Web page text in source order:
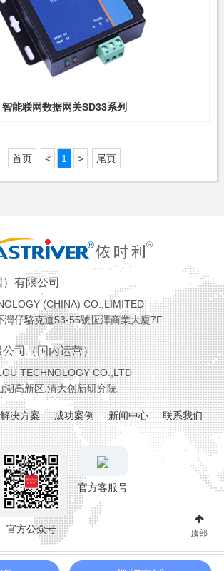
智能联网数据网关SD33系列
首页 < 1 > 尾页
有限公司
(CHINA) CO.,LIMITED
灣仔駱克道53-55號恆澤商業大廈7F
司（国内运营）
TECHNOLOGY CO.,LTD
湖高新区.清大创新研究院
解决方案 成功案例 新闻中心 联系我们
官方公众号
官方客服号
高谷科技有限公司 ALL RIGHT SERVER粤ICP备
顶部